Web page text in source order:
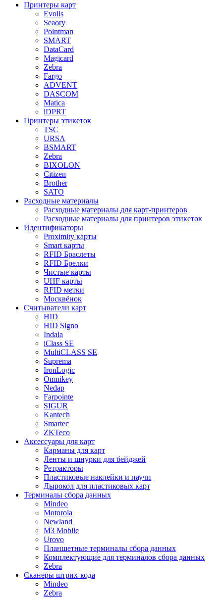
Принтеры карт
Evolis
Seaory
Pointman
SMART
DataCard
Magicard
Zebra
Fargo
ADVENT
DASCOM
Matica
iDPRT
Принтеры этикеток
TSC
URSA
BSMART
Zebra
BIXOLON
Citizen
Brother
SATO
Расходные материалы
Расходные материалы для карт-принтеров
Расходные материалы для принтеров этикеток
Идентификаторы
Proximity карты
Smart карты
RFID Браслеты
RFID Брелки
Чистые карты
UHF карты
RFID метки
Москвёнок
Считыватели карт
HID
HID Signo
Indala
iClass SE
MultiCLASS SE
Suprema
IronLogic
Omnikey
Nedap
Farpointe
SIGUR
Kantech
Smartec
ZKTeco
Аксессуары для карт
Карманы для карт
Ленты и шнурки для бейджей
Ретракторы
Пластиковые наклейки и паучи
Дырокол для пластиковых карт
Терминалы сбора данных
Mindeo
Motorola
Newland
M3 Mobile
Urovo
Планшетные терминалы сбора данных
Комплектующие для терминалов сбора данных
Zebra
Сканеры штрих-кода
Mindeo
Zebra